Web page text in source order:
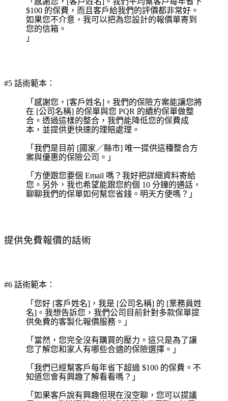
$100 的保費，而且客戶給我們的評價都非常好。
如果您不介意，我可以把為您設計的報價單寄到
您的信箱。
」
#5 話術範本：
「感謝您，[客戶姓名]。我們的保險方案能讓您將
在 [公司名稱] 的保單與您 PQR 的續約保單做整
合。透過這樣的整合，我們能降低您的保費成
本，並提供更快速的理賠處理。
「我們是目前 [國家／縣市] 唯一提供這種整合方
案與優惠的保險公司。」
「方便跟您要個 Email 嗎？我好把詳細資料寄給
您。另外，我也希望能跟您約個 10 分鐘的通話，
聊聊我們的保單如何幫您省錢。明天方便嗎？」
提供免費報價的話術
#6 話術範本：
「您好 [客戶姓名]，我是 [公司名稱] 的 [業務員姓
名]。我想告訴您，我們公司目前針對多款保單提
供免費的客製化報價服務。」
「當然，您完全沒有購買的壓力。這只是為了讓
您了解您和家人有哪些合適的保險選擇。」
「我們已經幫客戶每年省下超過 $100 的保費。不
知道您會有興趣了解看看嗎？」
「如果客戶說有興趣但現在沒空聊，您可以提議